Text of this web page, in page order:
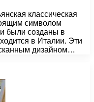
классическая
символом
были созданы в
в Италии. Эти
дизайном…